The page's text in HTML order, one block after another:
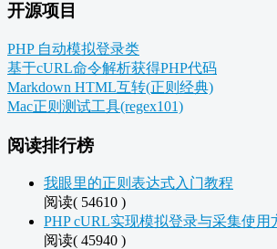
开源项目
PHP 自动模拟登录类
基于cURL命令解析获得PHP代码
Markdown HTML互转(正则经典)
Mac正则测试工具(regex101)
阅读排行榜
我眼里的正则表达式入门教程
阅读( 54610 )
PHP cURL实现模拟登录与采集使用
阅读( 45940 )